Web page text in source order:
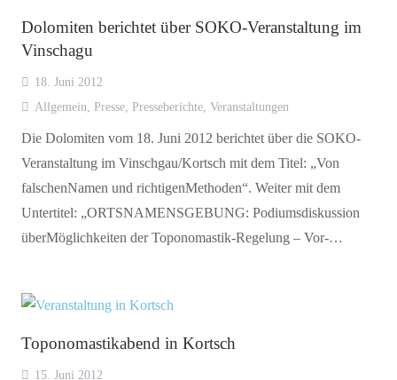
Dolomiten berichtet über SOKO-Veranstaltung im
Vinschagu
18. Juni 2012
Allgemein
Presse, Presseberichte, Veranstaltungen
Die Dolomiten vom 18. Juni 2012 berichtet über die SOKO-
Veranstaltung im Vinschgau/Kortsch mit dem Titel: „Von
falschenNamen und richtigenMethoden“. Weiter mit dem
Untertitel: „ORTSNAMENSGEBUNG: Podiumsdiskussion
überMöglichkeiten der Toponomastik-Regelung – Vor-…
Toponomastikabend in Kortsch
15. Juni 2012